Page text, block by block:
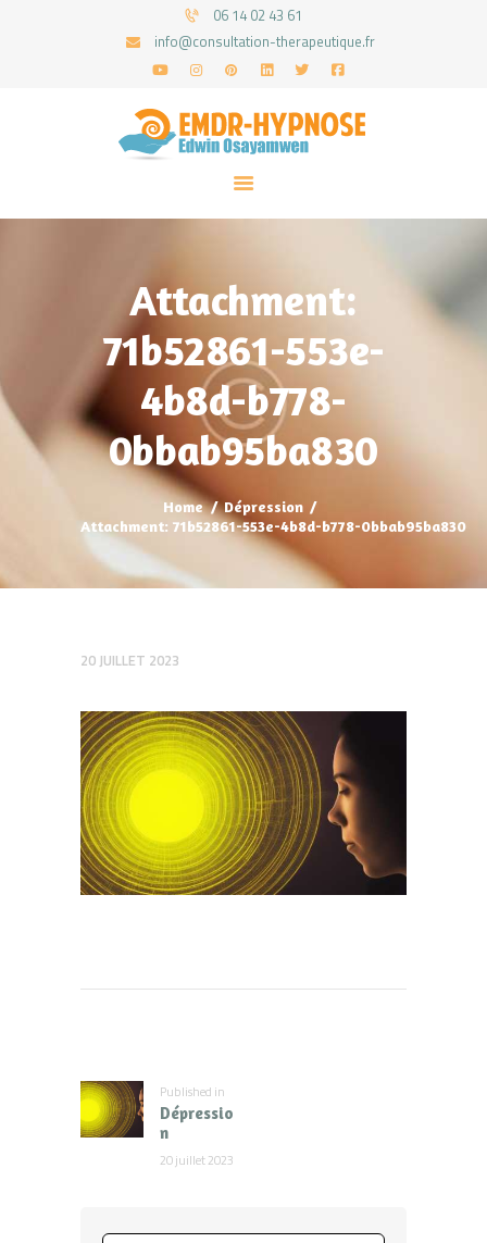
06 14 02 43 61
info@consultation-therapeutique.fr
Attachment:
71b52861-553e-
4b8d-b778-
0bbab95ba830
Home
Dépression
Attachment: 71b52861-553e-4b8d-b778-0bbab95ba830
ACCUEIL
MON APPROCHE
ARTICLES
PRENEZ UN RDV
20 JUILLET 2023
Published in
post:
Dépressio
n
20 juillet 2023